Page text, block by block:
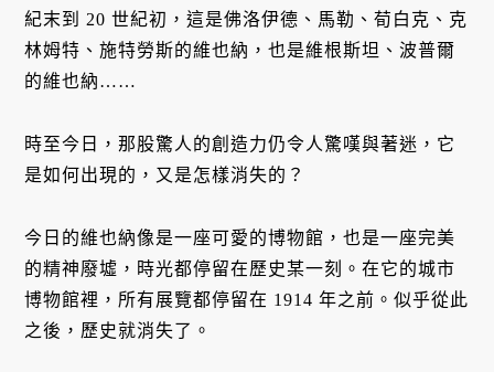
紀末到 20 世紀初，這是佛洛伊德、馬勒、荀白克、克
林姆特、施特勞斯的維也納，也是維根斯坦、波普爾
的維也納……
時至今日，那股驚人的創造力仍令人驚嘆與著迷，它
是如何出現的，又是怎樣消失的？
今日的維也納像是一座可愛的博物館，也是一座完美
的精神廢墟，時光都停留在歷史某一刻。在它的城市
博物館裡，所有展覽都停留在 1914 年之前。似乎從此
之後，歷史就消失了。